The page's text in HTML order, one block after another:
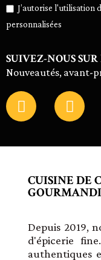
J’autorise l'utilisation
personnalisées
SUIVEZ-NOUS
Nouveautés, avant-
CUISINE DE
Depuis 2019,
d'épicerie
authentiques